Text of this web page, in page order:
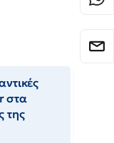
στα
της